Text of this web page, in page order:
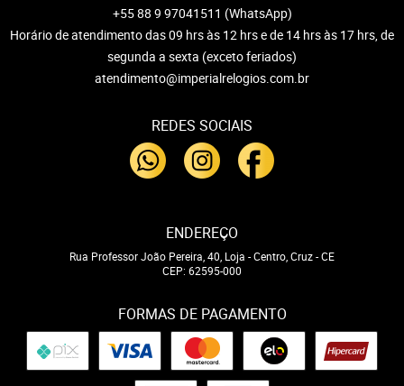
+55 88 9 97041511 (WhatsApp)
Horário de atendimento das 09 hrs às 12 hrs e de 14 hrs às 17 hrs, de
segunda a sexta (exceto feriados)
atendimento@imperialrelogios.com.br
REDES SOCIAIS
ENDEREÇO
Rua Professor João Pereira, 40, Loja -Centro, Cruz-CE
CEP: 62595-000
FORMAS DE PAGAMENTO